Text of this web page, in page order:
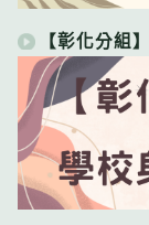
【彰化分組